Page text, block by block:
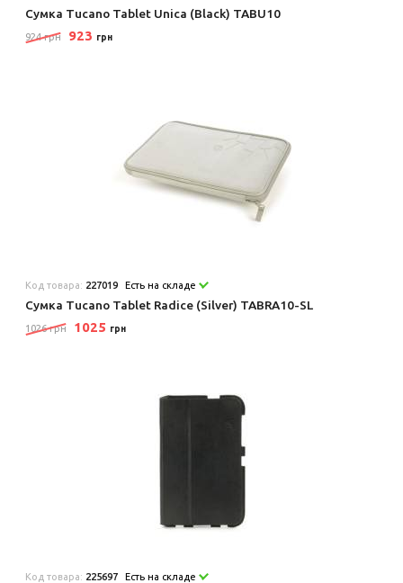
Сумка Tucano Tablet Unica (Black) TABU10
924 грн 923 грн
Код товара: 227019 Есть на складе
Сумка Tucano Tablet Radice (Silver) TABRA10-SL
1026 грн 1025 грн
Код товара: 225697 Есть на складе